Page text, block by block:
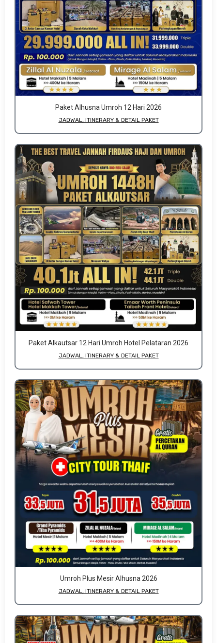
Paket Alhusna Umroh 12 Hari 2026
JADWAL, ITINERARY & DETAIL PAKET
Paket Alkautsar 12 Hari Umroh Hotel Pelataran 2026
JADWAL, ITINERARY & DETAIL PAKET
Umroh Plus Mesir Alhusna 2026
JADWAL, ITINERARY & DETAIL PAKET